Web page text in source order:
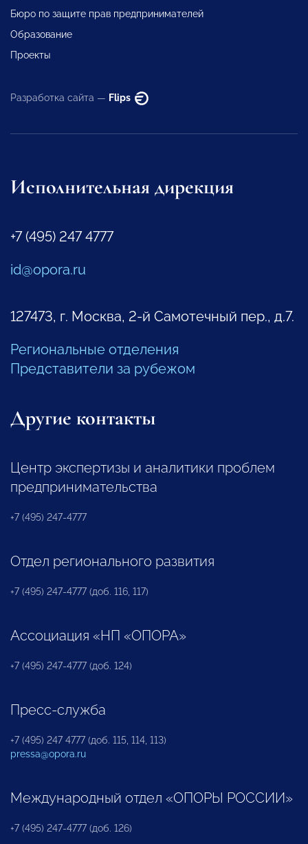
Бюро по защите прав предпринимателей
Образование
Проекты
Разработка сайта — Flips
Исполнительная дирекция
+7 (495) 247 4777
id@opora.ru
127473, г. Москва, 2-й Самотечный пер., д.7.
Региональные отделения
Представители за рубежом
Другие контакты
Центр экспертизы и аналитики проблем
предпринимательства
+7 (495) 247-4777
Отдел регионального развития
+7 (495) 247-4777 (доб. 116, 117)
Ассоциация «НП «ОПОРА»
+7 (495) 247-4777 (доб. 124)
Пресс-служба
+7 (495) 247 4777 (доб. 115, 114, 113)
pressa@opora.ru
Международный отдел «ОПОРЫ РОССИИ»
+7 (495) 247-4777 (доб. 126)